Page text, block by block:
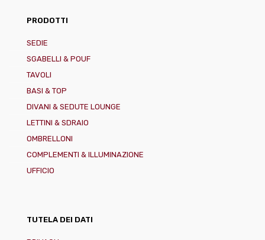
PRODOTTI
SEDIE
SGABELLI & POUF
TAVOLI
BASI & TOP
DIVANI & SEDUTE LOUNGE
LETTINI & SDRAIO
OMBRELLONI
COMPLEMENTI & ILLUMINAZIONE
UFFICIO
TUTELA DEI DATI